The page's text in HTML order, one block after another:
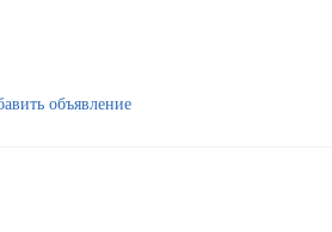
объявление